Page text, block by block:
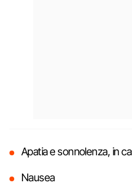
Apatia e sonnolenza, in
Nausea